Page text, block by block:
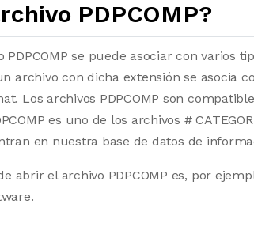
PDPCOMP?
PDPCOMP se puede asociar con varios
archivo con dicha extensión se asocia
Los archivos PDPCOMP son
es uno de los archivos #
en nuestra base de datos de
abrir el archivo PDPCOMP es, por